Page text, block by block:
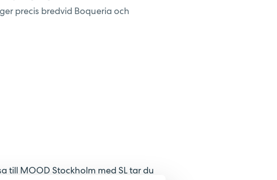
precis bredvid Boqueria och
till MOOD Stockholm med SL tar du